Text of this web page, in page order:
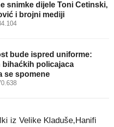
snimke dijele Toni Cetinski,
i brojni mediji
bude ispred uniforme:
bihaćkih policajaca
se spomene
iz Velike Kladuše,Hanifi